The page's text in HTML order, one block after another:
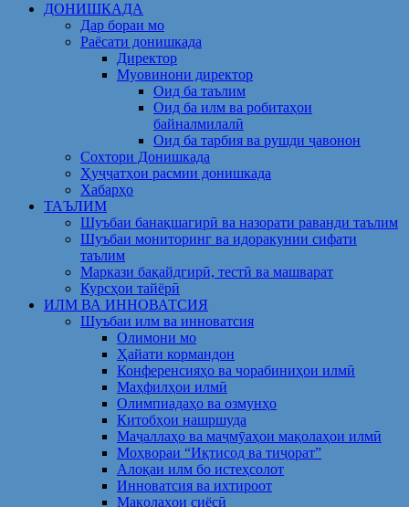
ДОНИШКАДА
Дар бораи мо
Раёсати донишкада
Директор
Муовинони директор
Оид ба таълим
Оид ба илм ва робитаҳои
байналмилалӣ
Оид ба тарбия ва рушди ҷавонон
Сохтори Донишкада
Ҳуҷҷатҳои расмии донишкада
Хабарҳо
ТАЪЛИМ
Шуъбаи банақшагирӣ ва назорати раванди таълим
Шуъбаи мониторинг ва идоракунии сифати
таълим
Маркази бақайдгирӣ, тестӣ ва машварат
Курсҳои тайёрӣ
ИЛМ ВА ИННОВАТСИЯ
Шуъбаи илм ва инноватсия
Олимони мо
Ҳайати кормандон
Конференсияҳо ва чорабиниҳои илмӣ
Маҳфилҳои илмӣ
Олимпиадаҳо ва озмунҳо
Китобҳои нашршуда
Маҷаллаҳо ва маҷмӯаҳои мақолаҳои илмӣ
Моҳвораи “Иқтисод ва тиҷорат”
Алоқаи илм бо истеҳсолот
Инноватсия ва ихтироот
Мақолаҳои сиёсӣ